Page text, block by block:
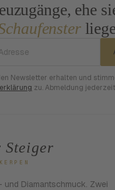
ehe
Newsletter erhalten und
zu. Abmeldung
Steiger
und Diamantschmuck. Zwei